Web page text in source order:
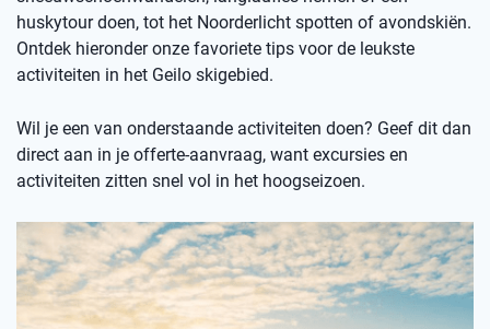
huskytour doen, tot het Noorderlicht spotten of avondskiën.
Ontdek hieronder onze favoriete tips voor de leukste
activiteiten in het Geilo skigebied.
Wil je een van onderstaande activiteiten doen? Geef dit dan
direct aan in je offerte-aanvraag, want excursies en
activiteiten zitten snel vol in het hoogseizoen.